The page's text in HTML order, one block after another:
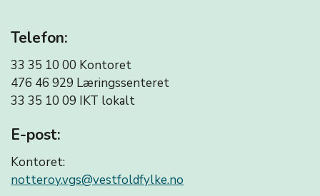
Telefon:
33 35 10 00 Kontoret
476 46 929 Læringssenteret
33 35 10 09 IKT lokalt
E-post:
Kontoret:
notteroy.vgs@vestfoldfylke.no